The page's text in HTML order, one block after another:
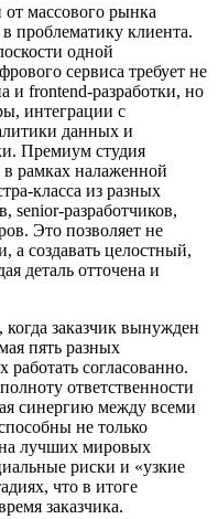
массового рынка
проблематику клиента.
одной
сервиса требует не
и frontend-разработки, но
интеграции с
данных и
Премиум студия
рамках налаженной
класса из разных
senior-разработчиков,
Это позволяет не
а создавать целостный,
деталь отточена и
заказчик вынужден
пять разных
работать согласованно.
ответственности
синергию между всеми
не только
лучших мировых
риски и «узкие
что в итоге
заказчика.